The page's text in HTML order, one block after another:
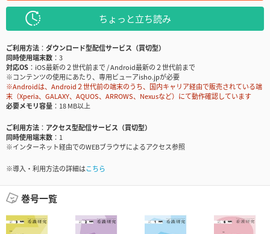
ちょっと立ち読み
ご利用方法
ダウンロード型配信サービス（買切型）
同時使用端末数
3
対応OS
iOS最新の２世代前まで / Android最新の２世代前まで
※コンテンツの使用にあたり、専用ビューアisho.jpが必要
※Androidは、Android２世代前の端末のうち、国内キャリア経由で販売されている端
末（Xperia、GALAXY、AQUOS、ARROWS、Nexusなど）にて動作確認しています
必要メモリ容量
18 MB以上
ご利用方法
アクセス型配信サービス（買切型）
同時使用端末数
1
※インターネット経由でのWEBブラウザによるアクセス参照
※導入・利用方法の詳細はこちら
巻号一覧